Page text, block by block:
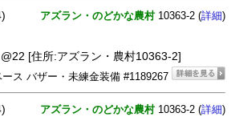
アズラン・のどかな農村10363-2 (詳細)
[住所:アズラン・農村10363-2]
ス バザー・未練金装備 #1189267
アズラン・のどかな農村10363-2 (詳細)